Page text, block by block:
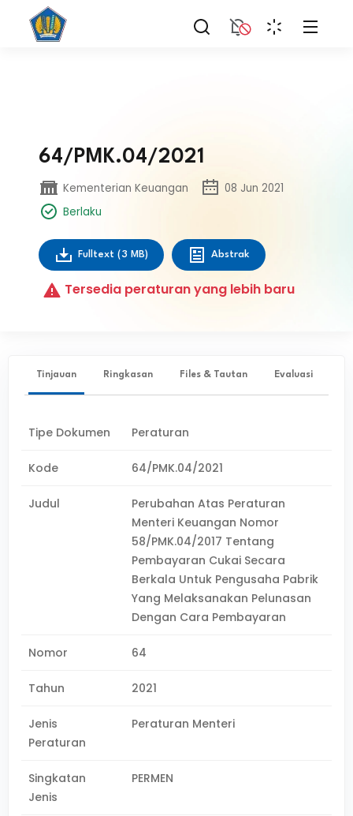
64/PMK.04/2021
Kementerian Keuangan
08 Jun 2021
Berlaku
Fulltext (3 MB) Abstrak
Tersedia peraturan yang lebih baru
Tinjauan Ringkasan Files & Tautan Evaluasi
Tipe Dokumen Peraturan
Kode 64/PMK.04/2021
Judul
Perubahan Atas Peraturan
Menteri Keuangan Nomor
58/PMK.04/2017 Tentang
Pembayaran Cukai Secara
Berkala Untuk Pengusaha Pabrik
Yang Melaksanakan Pelunasan
Dengan Cara Pembayaran
Nomor 64
Tahun 2021
Jenis
Peraturan
Peraturan Menteri
Singkatan
Jenis
PERMEN